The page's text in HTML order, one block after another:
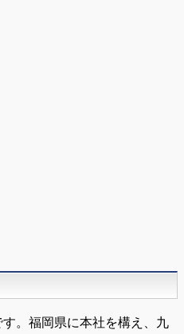
。福岡県に本社を構え、九